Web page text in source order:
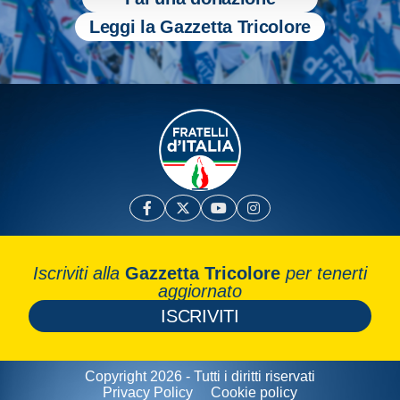
Leggi la Gazzetta Tricolore
Iscriviti alla Gazzetta Tricolore per tenerti
aggiornato
ISCRIVITI
Copyright 2026 - Tutti i diritti riservati
Privacy Policy
Cookie policy